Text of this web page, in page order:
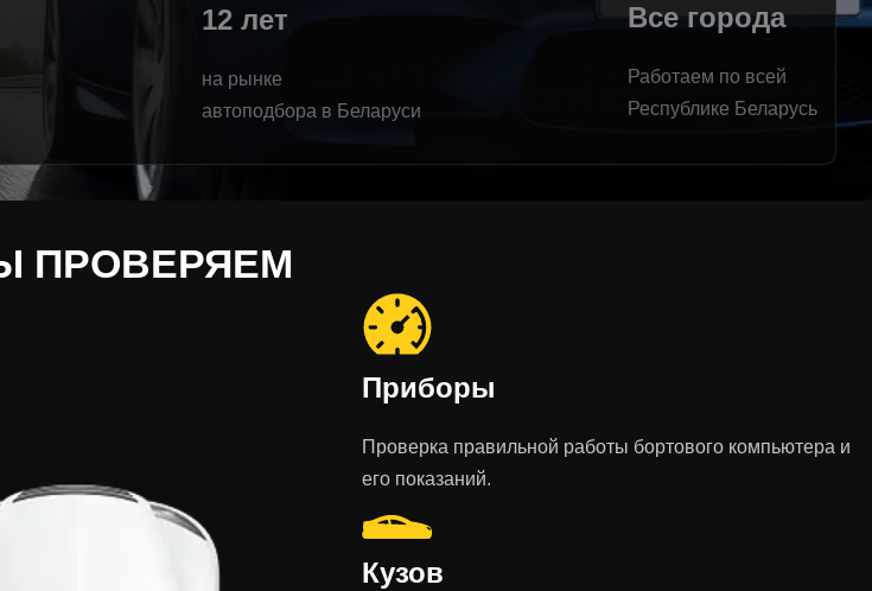
12 лет
на рынке
автоподбора в Беларуси
Все города
Работаем по всей
Республике Беларусь
ПРОВЕРЯЕМ
Приборы
Проверка правильной работы бортового компьютера и
его показаний.
Кузов